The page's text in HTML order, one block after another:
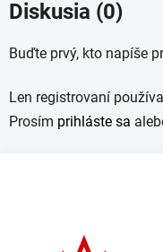
Diskusia (0)
Buďte prvý, kto napíše
Len registrovaní
Prosím prihláste sa